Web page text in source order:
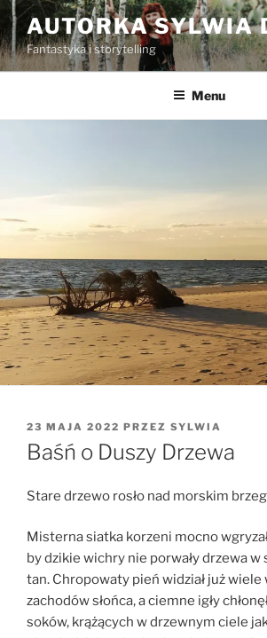
Przejdź
do
treści
AUTORKA SYLWIA
Fantastyka i storytelling
Menu
OPUBLIKOWANE
W
23 MAJA 2022 PRZEZ SYLWIA
Baśń o Duszy Drzewa
Stare drzewo rosło nad morskim
Misterna siatka korzeni mocno
by dzikie wichry nie porwały drzewa w
tan. Chropowaty pień widział już wiele
zachodów słońca, a ciemne igły
soków, krążących w drzewnym ciele